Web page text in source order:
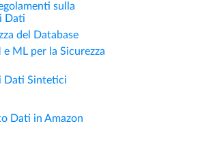
sulla
Dati
del Database
ML per la Sicurezza
Dati Sintetici
Dati in Amazon